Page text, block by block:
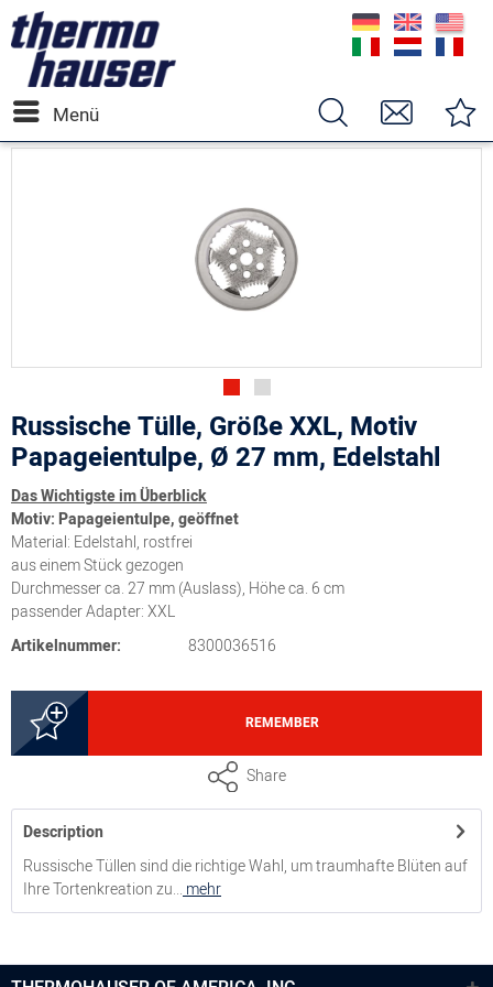
Menü
Russische Tülle, Größe XXL, Motiv
Papageientulpe, Ø 27 mm, Edelstahl
Das Wichtigste im Überblick
Motiv: Papageientulpe, geöffnet
Material: Edelstahl, rostfrei
aus einem Stück gezogen
Durchmesser ca. 27 mm (Auslass), Höhe ca. 6 cm
passender Adapter: XXL
Artikelnummer:
8300036516
REMEMBER
Share
Description
Russische Tüllen sind die richtige Wahl, um traumhafte Blüten auf
Ihre Tortenkreation zu... mehr